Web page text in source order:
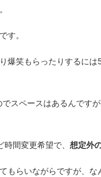
す。
爆笑もらったりするに
スペースはあるんです
間変更希望で、 想定外
もらいながらですが、な